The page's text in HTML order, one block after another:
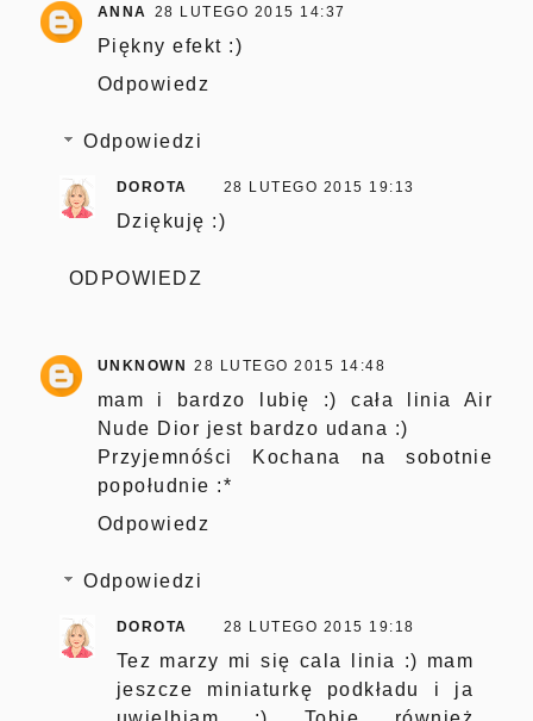
ANNA 28 LUTEGO 2015 14:37
Piękny efekt :)
Odpowiedz
Odpowiedzi
DOROTA 28 LUTEGO 2015 19:13
Dziękuję :)
ODPOWIEDZ
UNKNOWN 28 LUTEGO 2015 14:48
mam i bardzo lubię :) cała linia Air
Nude Dior jest bardzo udana :)
Przyjemnóści Kochana na sobotnie
popołudnie :*
Odpowiedz
Odpowiedzi
DOROTA 28 LUTEGO 2015 19:18
Tez marzy mi się cala linia :) mam
jeszcze miniaturkę podkładu i ja